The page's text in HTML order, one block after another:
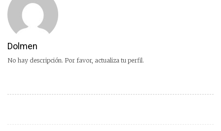
Dolmen
No hay descripción. Por favor, actualiza tu perfil.